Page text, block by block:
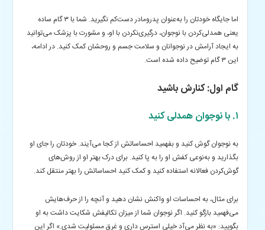
اما جایگاه خودتان را به‌عنوان پدرومادر دست‌کم نگیرید. شما با ۳ گام ساده
یعنی همدلی‌کردن با نوجوان، درگیری‌نکردن با او، و مشورت با پزشک می‌توانید
به ایجاد آرامش در نوجوانان و سلامت جسم و روحشان کمک کنید. در ادامه،
این ۳ گام توضیح داده شده است.
گام اول: کنارش باشید
۱. با نوجوان همدلی کنید
به نوجوان گوش کنید و بفهمید احساساتش از کجا می‌آیند. خودتان را جای او
بگذارید و به‌نوعی کفش او را به پا کنید. برای درک بهتر او از روش‌های
گوش‌کردن فعالانه استفاده کنید و کمک کنید احساساتش را بهتر منتقل کند.
برای مثال، به احساسات او واکنش نشان دهید و آنچه را از حرف‌هایش
می‌فهمید بازگو کنید. اگر نوجوان شما از میزان تکالیفش شکایت داشت به او
بگویید: «به نظر می‌آد خیلی استرس داری و غرق مسئولیت شدی.» اگر این